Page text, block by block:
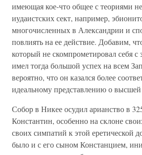
имеющая кое-что общее с теориями
иудаистских сект, например,
многочисленных в Александрии и
повлиять на ее действие. Добавим,
который не скомпрометировал себя
имел тогда большой успех на всем
вероятно, что он казался более
идеальному представлению о
Собор в Никее осудил арианство в
Константин, особенно на склоне
своих симпатий к этой еретической
было и с его сыном Констанцием,